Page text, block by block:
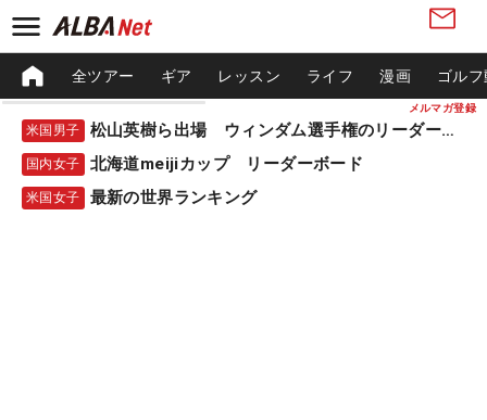
メルマガ登録
全ツアー ギア レッスン ライフ 漫画 ゴル
米国男子 松山英樹ら出場 ウィンダム選手権のリーダーボード
国内女子 北海道meijiカップ リーダーボード
米国女子 最新の世界ランキング